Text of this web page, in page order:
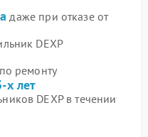
даже при отказе от
DEXP
ремонту
х лет
DEXP в течении